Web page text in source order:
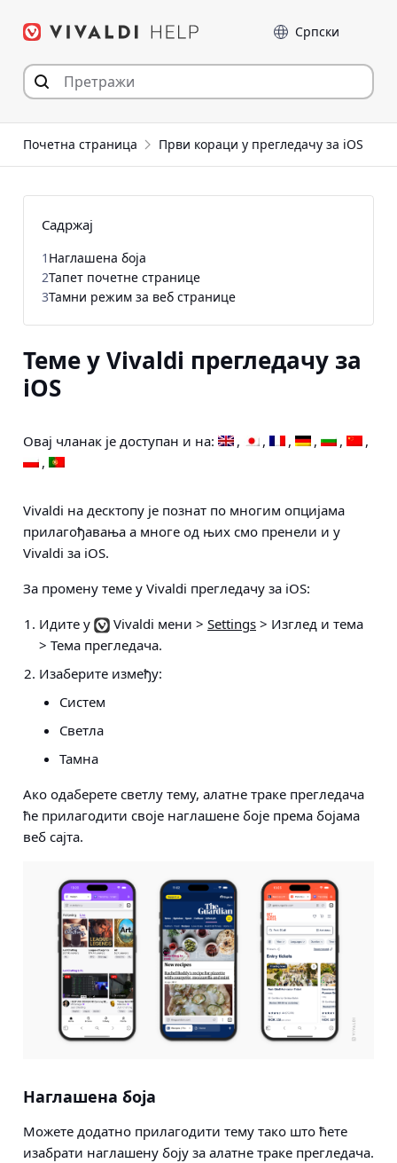
Језик
Почетна страница Први кораци у прегледачу за iOS
Теме у Vivaldi прегледачу за
iOS
Овај чланак је доступан и на:
Vivaldi на десктопу је познат по многим опцијама
прилагођавања а многе од њих смо пренели и у
Vivaldi за iOS.
За промену теме у Vivaldi прегледачу за iOS:
Идите у
Vivaldi мени > Settings > Изглед и тема
> Тема прегледача.
Изаберите између:
Систем
Светла
Тамна
Ако одаберете светлу тему, алатне траке прегледача
ће прилагодити своје наглашене боје према бојама
веб сајта.
Наглашена боја
Можете додатно прилагодити тему тако што ћете
изабрати наглашену боју за алатне траке прегледача.
Садржај
1 Наглашена боја
2Тапет почетне странице
3Тамни режим за веб странице